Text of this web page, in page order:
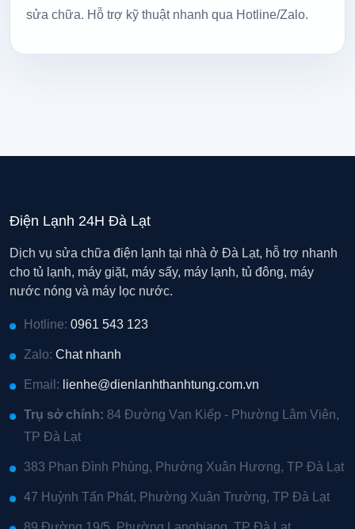
sửa chữa. Hỗ trợ kỹ thuật nhanh qua Hotline/Zalo.
Điện Lạnh 24H Đà Lạt
Dịch vụ sửa chữa điện lạnh tại nhà ở Đà Lạt, hỗ trợ nhanh
cho tủ lạnh, máy giặt, máy sấy, máy lạnh, tủ đông, máy
nước nóng và máy lọc nước.
Hotline: 0961 543 123
Zalo: Chat nhanh
Email: lienhe@dienlanhthanhtung.com.vn
Trụ sở chính: 84 Đường Vạn Kiếp - Phường Lâm Viên,
TP Đà Lạt
383 Phan Đình Phùng, Phường Xuân Hương, TP Đà Lạt
47 Huỳnh Tấn Phát, Phường Xuân Trường, TP Đà Lạt